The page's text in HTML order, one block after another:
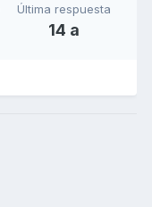
Última respuesta
14 a